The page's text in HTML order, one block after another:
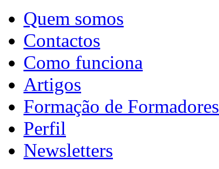
Quem somos
Contactos
Como funciona
Artigos
Formação de Formadores
Perfil
Newsletters